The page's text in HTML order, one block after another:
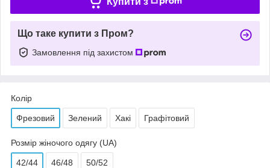
Що таке купити з Пром?
Замовлення під захистом
Колір
Фрезовий Зелений Хакі Графітовий
Розмір жіночого одягу (UA)
42/44 46/48 50/52